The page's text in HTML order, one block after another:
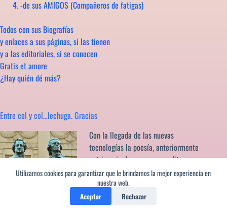
Utilizamos cookies para garantizar que le brindamos la mejor experiencia en
nuestra web.
Aceptar Rechazar
-de sus AMIGOS (Compañeros de fatigas)
Todos con sus Biografías
y enlaces a sus páginas, si las tienen
y a las editoriales, si se conocen
Gratis et amore
¿Hay quién dé más?
Entre col y col…lechuga. Gracias
Con la llegada de las nuevas
tecnologías la poesía, anteriormente
patrimonio de personas eruditas, se
ha democratizado y convertido en un
fenómeno de masas al alcance de
cualquiera. Hoy los poemas lo inundan todo. Es cierto, no se
venden libros pero esto no debe inducirnos a pensar que no se lee.